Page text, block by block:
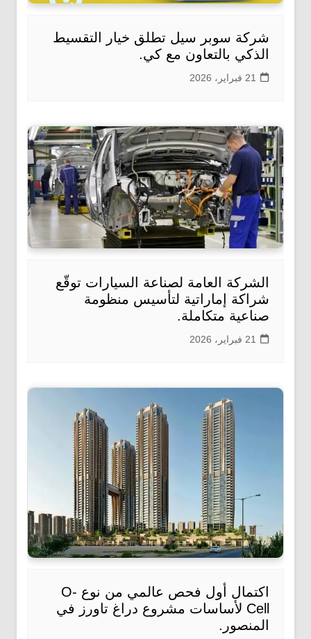
شركة سوبر سيل تطلق خيار التقسيط
الذكي بالتعاون مع كي.
21 فبراير، 2026
الشركة العامة لصناعة السيارات توقّع
شراكة إماراتية لتأسيس منظومة
صناعية متكاملة.
21 فبراير، 2026
اكتمال أول فحص عالمي من نوع O-
Cell لأساسات مشروع دراغ تاورز في
المنصور.